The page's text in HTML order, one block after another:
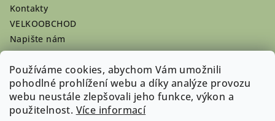
Používáme cookies, abychom Vám umožnili
pohodlné prohlížení webu a díky analýze provozu
webu neustále zlepšovali jeho funkce, výkon a
použitelnost. Více informací
Kontakty
VELKOOBCHOD
Napište nám
Hodnocení obchodu
Registrace se vyplatí!
Pamlsky na míru
Nepřevzaté dobírky